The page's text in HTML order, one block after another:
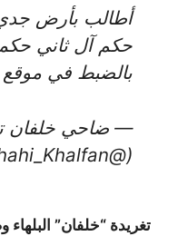
أطالب بأرض
حكم آل ثاني
بالضبط في موقع
— ضاحي خلفان
(@Dhahi_Khalfan)
تغريدة “خلفان”